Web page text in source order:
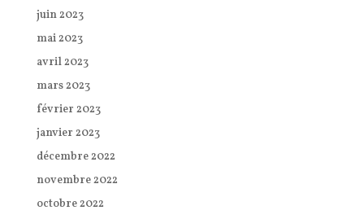
juin 2023
mai 2023
avril 2023
mars 2023
février 2023
janvier 2023
décembre 2022
novembre 2022
octobre 2022